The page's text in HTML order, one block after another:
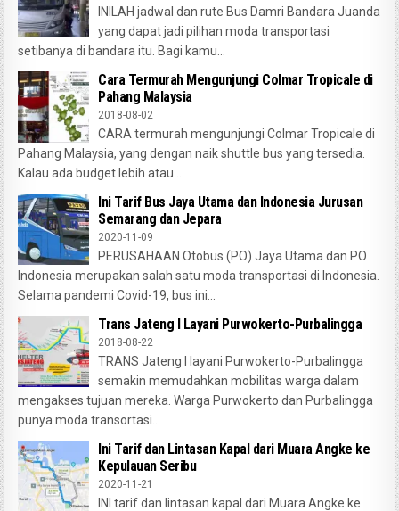
INILAH jadwal dan rute Bus Damri Bandara Juanda
yang dapat jadi pilihan moda transportasi
setibanya di bandara itu. Bagi kamu...
Cara Termurah Mengunjungi Colmar Tropicale di
Pahang Malaysia
2018-08-02
CARA termurah mengunjungi Colmar Tropicale di
Pahang Malaysia, yang dengan naik shuttle bus yang tersedia.
Kalau ada budget lebih atau...
Ini Tarif Bus Jaya Utama dan Indonesia Jurusan
Semarang dan Jepara
2020-11-09
PERUSAHAAN Otobus (PO) Jaya Utama dan PO
Indonesia merupakan salah satu moda transportasi di Indonesia.
Selama pandemi Covid-19, bus ini...
Trans Jateng I Layani Purwokerto-Purbalingga
2018-08-22
TRANS Jateng I layani Purwokerto-Purbalingga
semakin memudahkan mobilitas warga dalam
mengakses tujuan mereka. Warga Purwokerto dan Purbalingga
punya moda transortasi...
Ini Tarif dan Lintasan Kapal dari Muara Angke ke
Kepulauan Seribu
2020-11-21
INI tarif dan lintasan kapal dari Muara Angke ke